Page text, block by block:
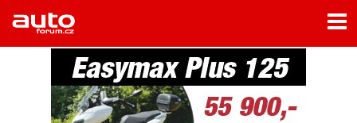
Home
Rubriky
- Jízdní dojmy a další testy